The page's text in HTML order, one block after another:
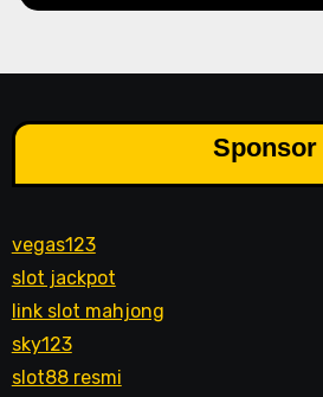
Sponsor
vegas123
slot jackpot
link slot mahjong
sky123
slot88 resmi